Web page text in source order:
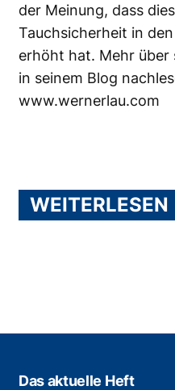
der Meinung, dass
Tauchsicherheit in
erhöht hat. Mehr
in seinem Blog
www.wernerlau.com
WEITERLESEN
Das aktuelle Heft